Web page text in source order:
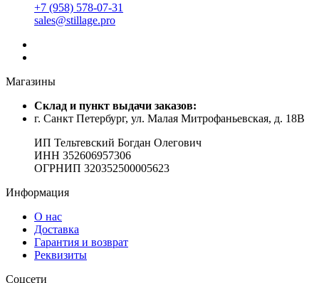
+7 (958) 578-07-31
sales@stillage.pro
Магазины
Cклад и пункт выдачи заказов:
г. Санкт Петербург, ул. Малая Митрофаньевская, д. 18В
ИП Тельтевский Богдан Олегович
ИНН 352606957306
ОГРНИП 320352500005623
Информация
О нас
Доставка
Гарантия и возврат
Реквизиты
Соцсети